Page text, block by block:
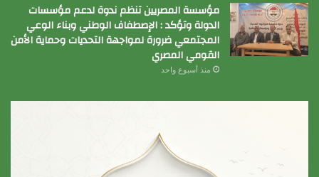
مؤسسة المصريين تنظم ندوة لدعم مؤسسات
الدولة وتؤكد : الإصطفاف الوطني وبناء الوعي
المجتمعي ضرورة لمواجهة التحديات وحماية الأمن
القومي المصري
منذ أسبوع واحد